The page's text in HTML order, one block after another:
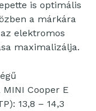
is optimális
a márkára
elektromos
maximalizálja.
Cooper E
13,8 – 14,3